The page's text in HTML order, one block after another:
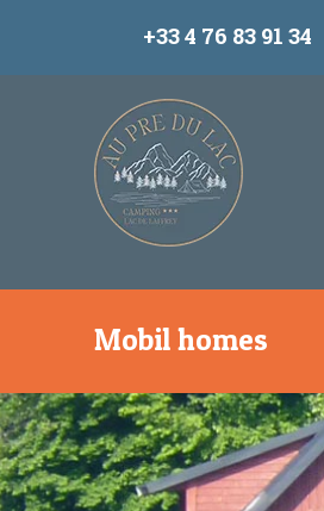
+33 4 76 83 91 34
Mobil homes